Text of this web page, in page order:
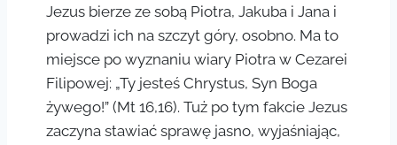
Jezus bierze ze sobą Piotra, Jakuba i Jana i
prowadzi ich na szczyt góry, osobno. Ma to
miejsce po wyznaniu wiary Piotra w Cezarei
Filipowej: „Ty jesteś Chrystus, Syn Boga
żywego!” (Mt 16,16). Tuż po tym fakcie Jezus
zaczyna stawiać sprawę jasno, wyjaśniając,